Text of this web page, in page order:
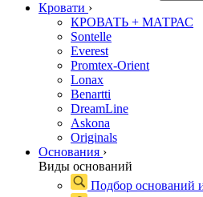
Кровати ›
КРОВАТЬ + МАТРАС
Sontelle
Everest
Promtex-Orient
Lonax
Benartti
DreamLine
Askona
Originals
Основания ›
Виды оснований
Подбор оснований